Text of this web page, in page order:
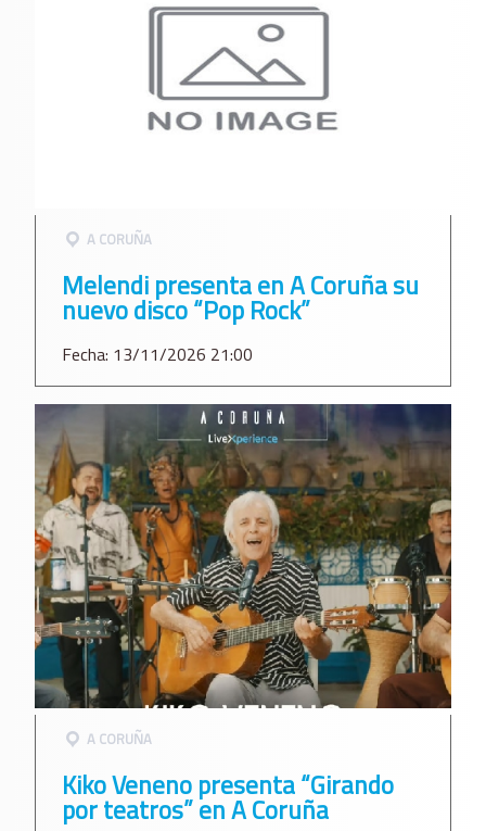
A CORUÑA
Melendi presenta en A Coruña su
nuevo disco “Pop Rock”
Fecha: 13/11/2026 21:00
A CORUÑA
Kiko Veneno presenta “Girando
por teatros” en A Coruña